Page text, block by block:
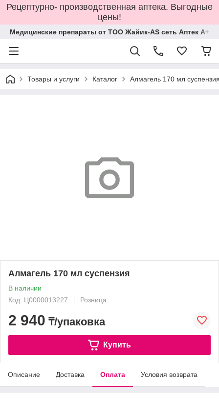
Рецептурно- производственная аптека. Выгодные
цены!
Медицинские препараты от ТОО Жайик-AS сеть Аптек А+
Товары и услуги Каталог Алмагель 170 мл
Алмагель 170 мл суспензия
В наличии
Код: Ц0000013227
Розница
2 940 ₸/упаковка
Купить
Описание Доставка Оплата Условия возврата